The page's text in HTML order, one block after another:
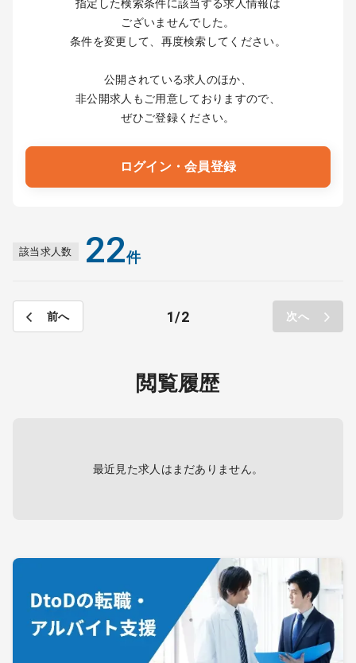
指定した検索条件に該当する求人情報は
ございませんでした。
条件を変更して、再度検索してください。
公開されている求人のほか、
非公開求人もご用意しておりますので、
ぜひご登録ください。
ログイン・会員登録
該当求人数 22件
前へ 1 2 次へ
閲覧履歴
最近見た求人はまだありません。